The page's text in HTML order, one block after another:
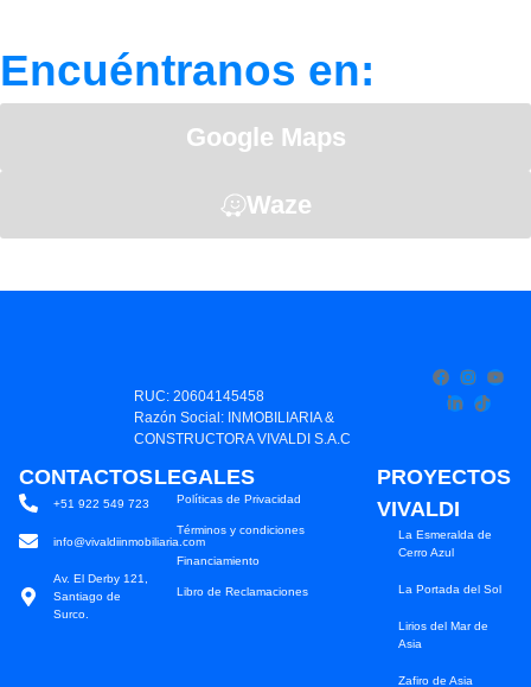
Encuéntranos en:
Google Maps
Waze
RUC: 20604145458
Razón Social: INMOBILIARIA &
CONSTRUCTORA VIVALDI S.A.C
CONTACTOS
+51 922 549 723
info@vivaldiinmobiliaria.com
Av. El Derby 121,
Santiago de
Surco.
LEGALES
Políticas de Privacidad
Términos y condiciones
Financiamiento
Libro de Reclamaciones
PROYECTOS
VIVALDI
La Esmeralda de
Cerro Azul
La Portada del Sol
Lirios del Mar de
Asia
Zafiro de Asia